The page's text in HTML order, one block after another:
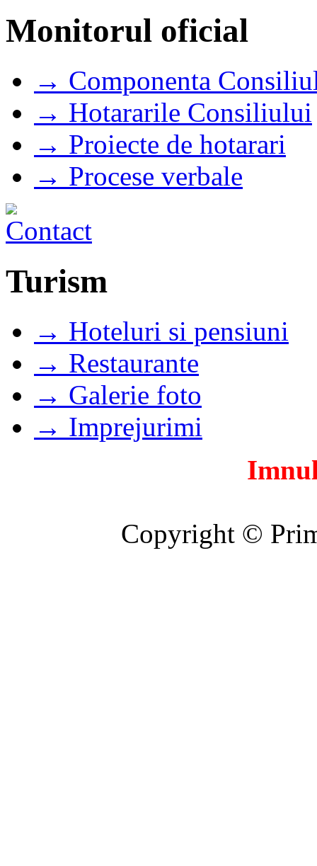
Monitorul oficial
→ Componenta
→ Hotararile Consiliului
→ Proiecte de hotarari
→ Procese verbale
Turism
→ Hoteluri si pensiuni
→ Restaurante
→ Galerie foto
→ Imprejurimi
Copyright ©